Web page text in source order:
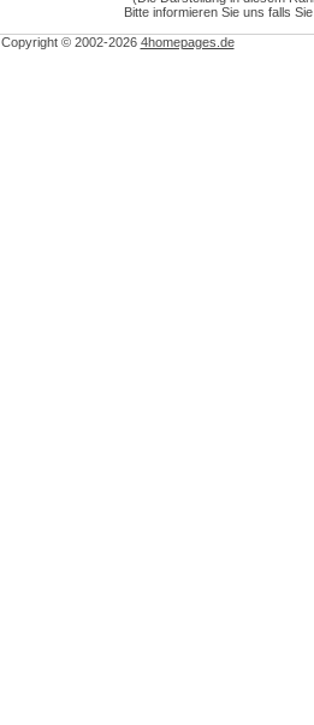
Bitte informieren Sie uns falls
Copyright © 2002-2026 4homepages.de